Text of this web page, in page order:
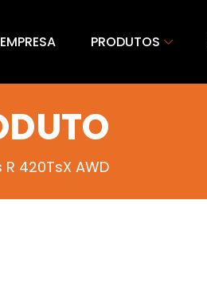
EMPRESA PRODUTOS
420TsX AWD